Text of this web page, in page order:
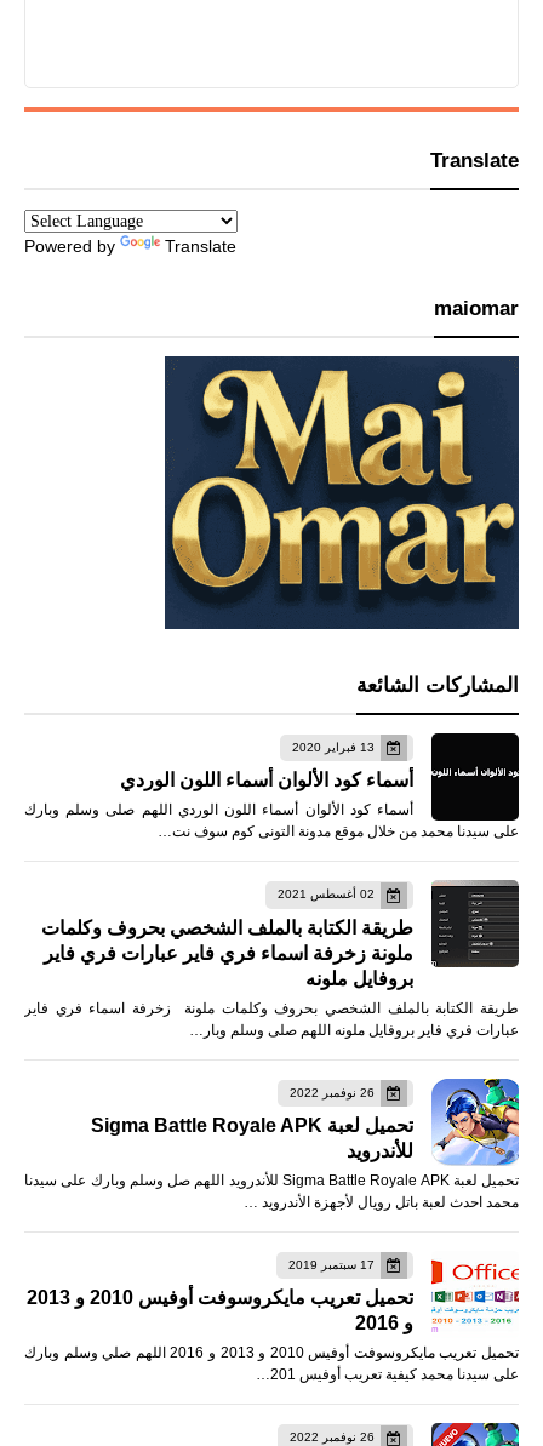
Translate
Powered by Translate
maiomar
المشاركات الشائعة
13 فبراير 2020
أسماء كود الألوان أسماء اللون الوردي
أسماء كود الألوان أسماء اللون الوردي اللهم صلى وسلم وبارك
على سيدنا محمد من خلال موقع مدونة التونى كوم سوف نت…
02 أغسطس 2021
طريقة الكتابة بالملف الشخصي بحروف وكلمات
ملونة زخرفة اسماء فري فاير عبارات فري فاير
بروفايل ملونه
طريقة الكتابة بالملف الشخصي بحروف وكلمات ملونة زخرفة اسماء فري فاير
عبارات فري فاير بروفايل ملونه اللهم صلى وسلم وبار…
26 نوفمبر 2022
تحميل لعبة Sigma Battle Royale APK
للأندرويد
تحميل لعبة Sigma Battle Royale APK للأندرويد اللهم صل وسلم وبارك على سيدنا
محمد احدث لعبة باتل رويال لأجهزة الأندرويد …
17 سبتمبر 2019
تحميل تعريب مايكروسوفت أوفيس 2010 و 2013
و 2016
تحميل تعريب مايكروسوفت أوفيس 2010 و 2013 و 2016 اللهم صلي وسلم وبارك
على سيدنا محمد كيفية تعريب أوفيس 201…
26 نوفمبر 2022